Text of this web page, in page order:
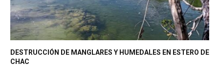
DESTRUCCIÓN DE MANGLARES Y HUMEDALES EN ESTERO DE
CHAC